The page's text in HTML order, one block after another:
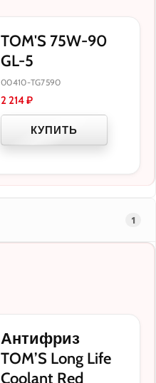
TOM'S 75W-90
GL-5
00410-TG7590
2 214₽
КУПИТЬ
1
Антифриз
TOM’S Long Life
Coolant Red